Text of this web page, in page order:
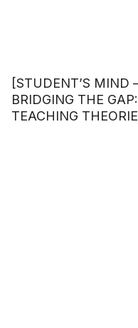
[STUDENT’S MIND
BRIDGING THE
TEACHING